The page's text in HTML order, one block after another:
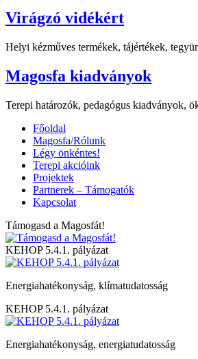
Virágzó vidékért
Helyi kézműves termékek, tájértékek,
Magosfa kiadványok
Terepi határozók, pedagógus kiadványok,
Főoldal
Magosfa/Rólunk
Légy önkéntes!
Terepi akcióink
Projektek
Partnerek – Támogatók
Kapcsolat
Támogasd a Magosfát!
KEHOP 5.4.1. pályázat
Energiahatékonyság, klímatudatosság
KEHOP 5.4.1. pályázat
Energiahatékonyság, energiatudatosság